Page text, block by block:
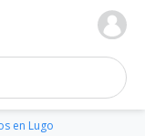
colegios
en Lugo